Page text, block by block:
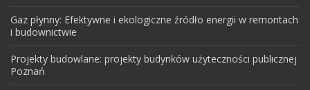
Gaz płynny: Efektywne i ekologiczne źródło energii w remontach
i budownictwie
Projekty budowlane: projekty budynków użyteczności publicznej
Poznań